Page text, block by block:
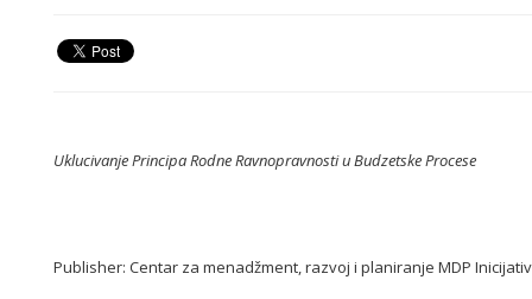
Uklucivanje Principa Rodne Ravnopravnosti u Budzetske Procese
Publisher: Centar za menadžment, razvoj i planiranje MDP